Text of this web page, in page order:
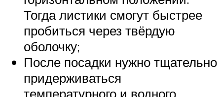
Тогда листики смогут быстрее
пробиться через твёрдую
оболочку;
После посадки нужно тщательно
придерживаться
температурного и водного